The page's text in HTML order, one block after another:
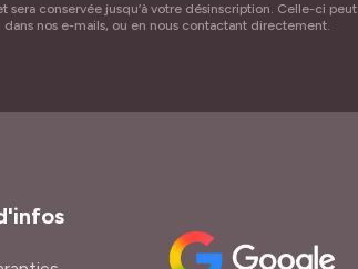
conservée jusqu’à votre désinscription. Celle-ci peut
nos e-mails, ou en nous contactant directement.